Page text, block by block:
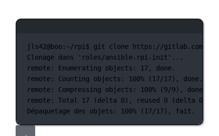
jls42@boo:~/rpi$ git clone
https://gitlab.com/
Clonage dans
'roles/ansible-rpi-init'...
remote:
Enumerating objects: 17,
done.
remote:
Counting objects: 100% (17/17), done.
remote:
Compressing objects: 100% (9/9), done.
remote:
Total 17 (delta 0), reused 0 (delta 0
Dépaquetage des objets: 100% (17/17), fait.